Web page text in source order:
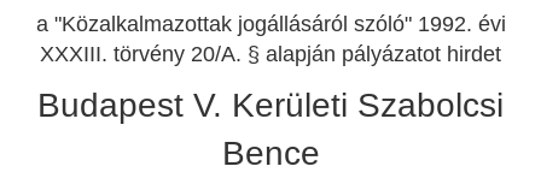
a "Közalkalmazottak jogállásáról szóló" 1992. évi
XXXIII. törvény 20/A. § alapján pályázatot hirdet
Budapest V. Kerületi Szabolcsi
Bence